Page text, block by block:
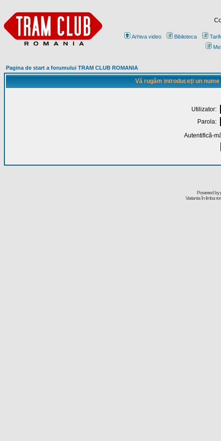
Arhiva video Biblioteca
Pagina de start a forumului TRAM CLUB ROMANIA
Vă rugăm introduceţi un
Utilizator:
Parola:
Autentifică-
Powered by
Varianta în limba